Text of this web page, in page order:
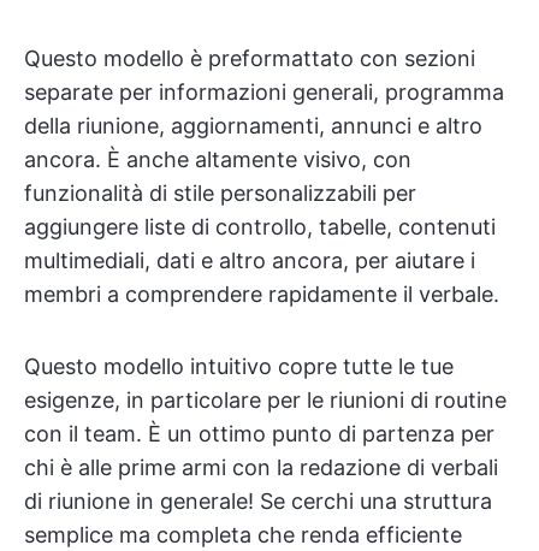
Questo modello è preformattato con sezioni
separate per informazioni generali, programma
della riunione, aggiornamenti, annunci e altro
ancora. È anche altamente visivo, con
funzionalità di stile personalizzabili per
aggiungere liste di controllo, tabelle, contenuti
multimediali, dati e altro ancora, per aiutare i
membri a comprendere rapidamente il verbale.
Questo modello intuitivo copre tutte le tue
esigenze, in particolare per le riunioni di routine
con il team. È un ottimo punto di partenza per
chi è alle prime armi con la redazione di verbali
di riunione in generale! Se cerchi una struttura
semplice ma completa che renda efficiente